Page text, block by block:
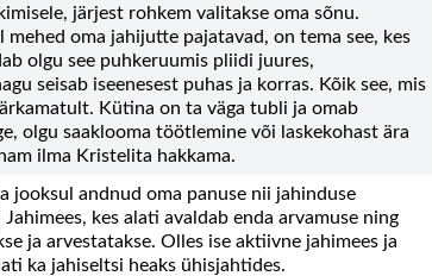
järjest rohkem valitakse oma sõnu.
mehed oma jahijutte pajatavad, on tema see, kes
olgu see puhkeruumis pliidi juures,
seisab iseenesest puhas ja korras. Kõik see, mis
Kütina on ta väga tubli ja omab
olgu saaklooma töötlemine või laskekohast ära
ilma Kristelita hakkama.
jooksul andnud oma panuse nii jahinduse
kes alati avaldab enda arvamuse ning
ja arvestatakse. Olles ise aktiivne jahimees ja
ka jahiseltsi heaks ühisjahtides.